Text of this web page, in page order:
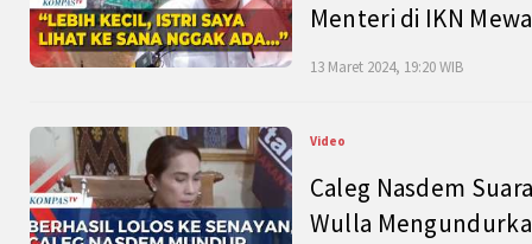
Menteri di IKN
13 Maret 2024, 19:20 WIB
Video
Caleg Nasdem
Wulla